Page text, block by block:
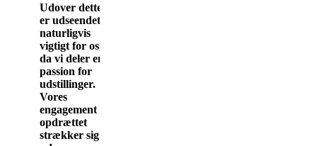
Udover dette
er udseendet
naturligvis
vigtigt for os,
da vi deler en
passion for
udstillinger.
Vores
engagement i
opdrættet
strækker sig